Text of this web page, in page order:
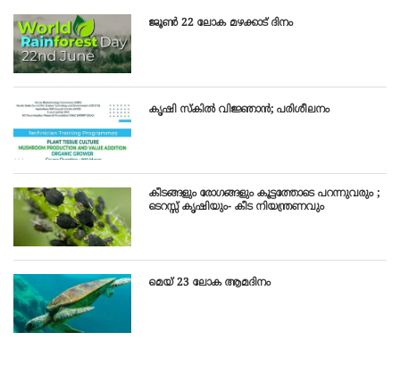
ജൂൺ 22 ലോക മഴക്കാട്‌ ദിനം
കൃഷി സ്‌കില്‍ വിജ്ഞാന്‍; പരിശീലനം
കീടങ്ങളും രോഗങ്ങളും കൂട്ടത്തോടെ പറന്നുവരും ;
ടെറസ്സ് കൃഷിയും- കീട നിയന്ത്രണവും
മെയ്‌ 23 ലോക ആമദിനം